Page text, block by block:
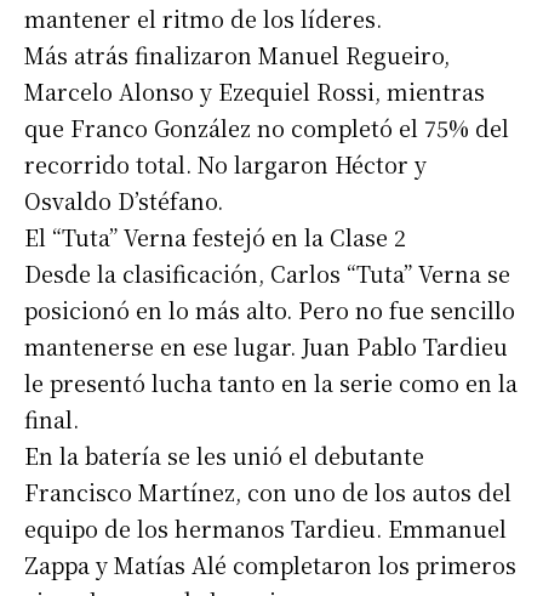
mantener el ritmo de los líderes.
Más atrás finalizaron Manuel Regueiro,
Marcelo Alonso y Ezequiel Rossi, mientras
que Franco González no completó el 75% del
recorrido total. No largaron Héctor y
Osvaldo D’stéfano.
El “Tuta” Verna festejó en la Clase 2
Desde la clasificación, Carlos “Tuta” Verna se
posicionó en lo más alto. Pero no fue sencillo
mantenerse en ese lugar. Juan Pablo Tardieu
le presentó lucha tanto en la serie como en la
final.
En la batería se les unió el debutante
Francisco Martínez, con uno de los autos del
equipo de los hermanos Tardieu. Emmanuel
Zappa y Matías Alé completaron los primeros